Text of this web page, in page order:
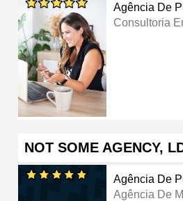
Agência De
Consultoria
NOT SOME AGENCY,
Agência De
Agência De